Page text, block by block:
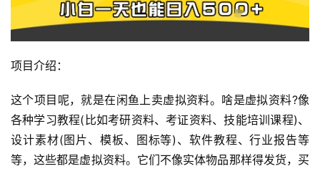
项目介绍：
这个项目呢，就是在闲鱼上卖虚拟资料。啥是虚拟资料?像
各种学习教程(比如考研资料、考证资料、技能培训课程)、
设计素材(图片、模板、图标等)、软件教程、行业报告等
等，这些都是虚拟资料。它们不像实体物品那样得发货，买